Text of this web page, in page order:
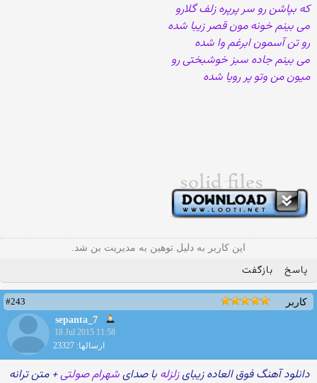
که بپاشن رو سر پرپره زلف گلارو
می بینم خونه مون قصر زیبا شده
رو تن آسمون ابرغم وا شده
می بینم جاده سبز خوشبختی رو
میون من وتو پر رویا شده
این کاربر به دلیل توهین به مدیریت بن شد.
پاسخ بازگفت
کاربر
#243
sepanta_7
18 Jul 2015 11:58
ارسالها: 23327
دانلود آهنگ فوق العاده زیبایزلزله با صدایشهرام صولتی+ متن ترانه